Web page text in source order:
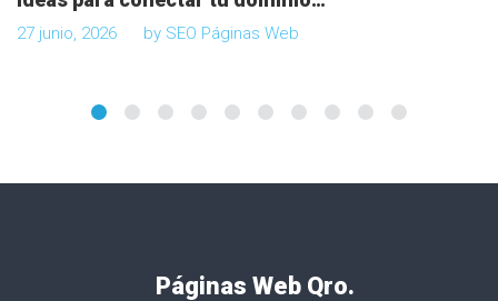
27 junio, 2026 by SEO Páginas Web
Páginas Web Qro.